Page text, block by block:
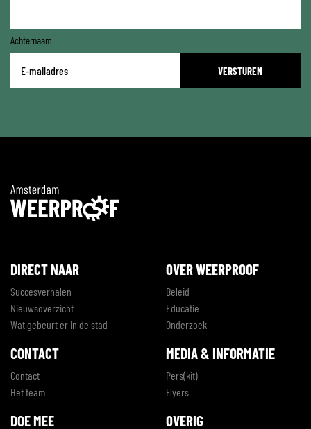
Achternaam
mailadres
DIRECT NAAR
Succesverhalen
Nieuwsoverzicht
Wat gebeurt er in de stad
OVER WEERPROOF
Beleid
Educatie
Onderzoek
CONTACT
Contact
Het team
MEDIA & INFORMATIE
Pers(kit)
Flyers
DOE MEE OVERIG